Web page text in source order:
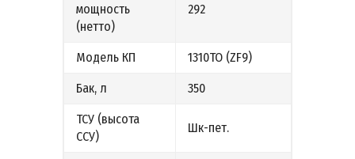
мощность
(нетто)
292
Модель КП 1310ТО (ZF9)
Бак, л 350
ТСУ (высота
ССУ)
Шк-пет.